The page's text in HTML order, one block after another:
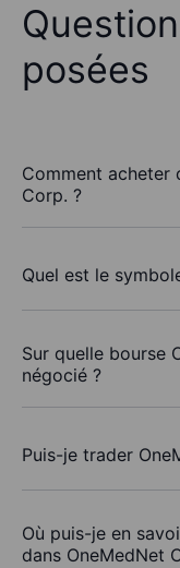
posées
Comment acheter
Corp. ?
Quel est le
Sur quelle bourse
négocié ?
Puis-je trader
Où puis-je en
dans OneMedNet